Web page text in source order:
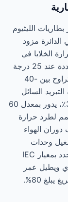
الليثيوم
الدائرة مزود
الخلايا في
نطاق ±2 درجة مئوية من درجة الحرارة المحددة عند 25 درجة
مئوية، وذلك في ظل درجات حرارة محيطة تتراوح بين -40
التبريد السائل
خليطًا من البروبيلين جليكول والماء بنسبة 30٪، يدور بمعدل 60
لطرد حرارة
دوران الهواء
تشغيل وحدات
البطارية ضمن نطاق درجة الحرارة الآمن المحدد بمعيار IEC
ويطيل عمر